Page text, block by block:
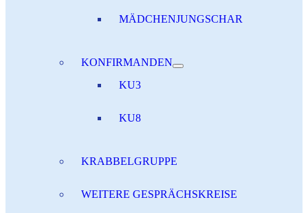
MÄDCHENJUNGSCHAR
KONFIRMANDEN
KU3
KU8
KRABBELGRUPPE
WEITERE GESPRÄCHSKREISE